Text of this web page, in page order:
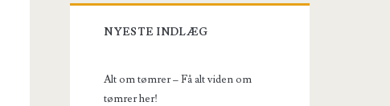
NYESTE INDLÆG
Alt om tømrer – Få alt viden om
tømrer her!